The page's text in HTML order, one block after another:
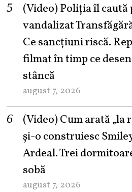
(Video) Poliția îl caută
vandalizat
Ce sancțiuni riscă.
filmat în timp ce
stâncă
august 7, 2026
(Video) Cum arată „la
şi-o construiesc
Ardeal. Trei
sobă
august 7, 2026